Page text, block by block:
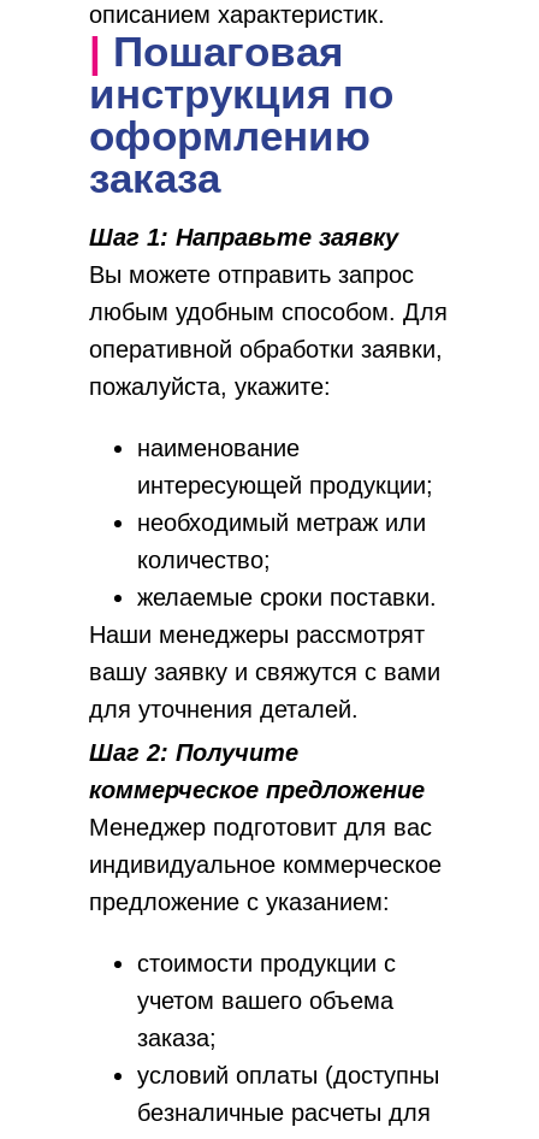
| Пошаговая
инструкция по
оформлению
заказа
описанием характеристик.
Шаг 1: Направьте заявку
Вы можете отправить запрос
любым удобным способом. Для
оперативной обработки заявки,
пожалуйста, укажите:
наименование
интересующей продукции;
необходимый метраж или
количество;
желаемые сроки поставки.
Наши менеджеры рассмотрят
вашу заявку и свяжутся с вами
для уточнения деталей.
Шаг 2: Получите
коммерческое предложение
Менеджер подготовит для вас
индивидуальное коммерческое
предложение с указанием:
стоимости продукции с
учетом вашего объема
заказа;
условий оплаты (доступны
безналичные расчеты для